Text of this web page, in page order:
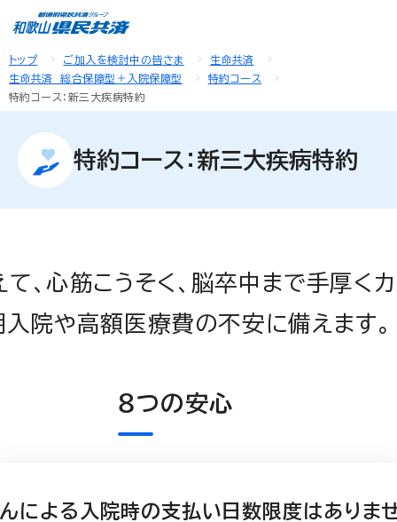
トップ ご加入を検討中の皆さま
生命共済
生命共済 総合保障型＋入院保障型
特約コース
特約コース：新三大疾病特約
特約コース：新三大疾病特約
、心筋こうそく、脳卒中まで手厚くカ
院や高額医療費の不安に備えます。
８つの安心
による入院時の支払い日数限度はありま